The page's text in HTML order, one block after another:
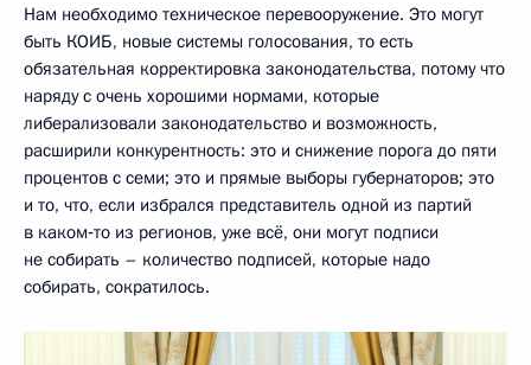
Нам необходимо техническое перевооружение. Это могут
быть КОИБ, новые системы голосования, то есть
обязательная корректировка законодательства, потому что
наряду с очень хорошими нормами, которые
либерализовали законодательство и возможность,
расширили конкурентность: это и снижение порога до пяти
процентов с семи; это и прямые выборы губернаторов; это
и то, что, если избрался представитель одной из партий
в каком‑то из регионов, уже всё, они могут подписи
не собирать – количество подписей, которые надо
собирать, сократилось.